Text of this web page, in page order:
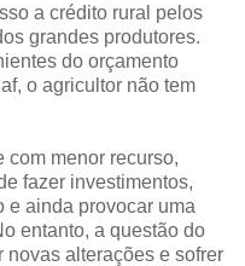
a crédito rural pelos
grandes produtores.
do orçamento
o agricultor não tem
com menor recurso,
fazer investimentos,
e ainda provocar uma
entanto, a questão do
alterações e sofrer